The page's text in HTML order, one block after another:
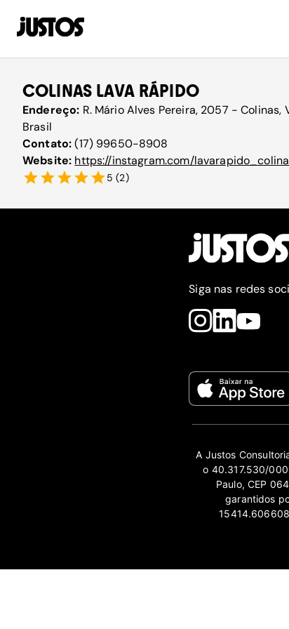
COLINAS LAVA RÁPIDO
Endereço: R. Mário Alves Pereira, 2057 - Colinas,
Brasil
Contato:(17) 99650-8908
Website: https://instagram.com/
5 (2)
Siga nas redes
A Justos
o 40.317.530/
Paulo, CEP
garantidos